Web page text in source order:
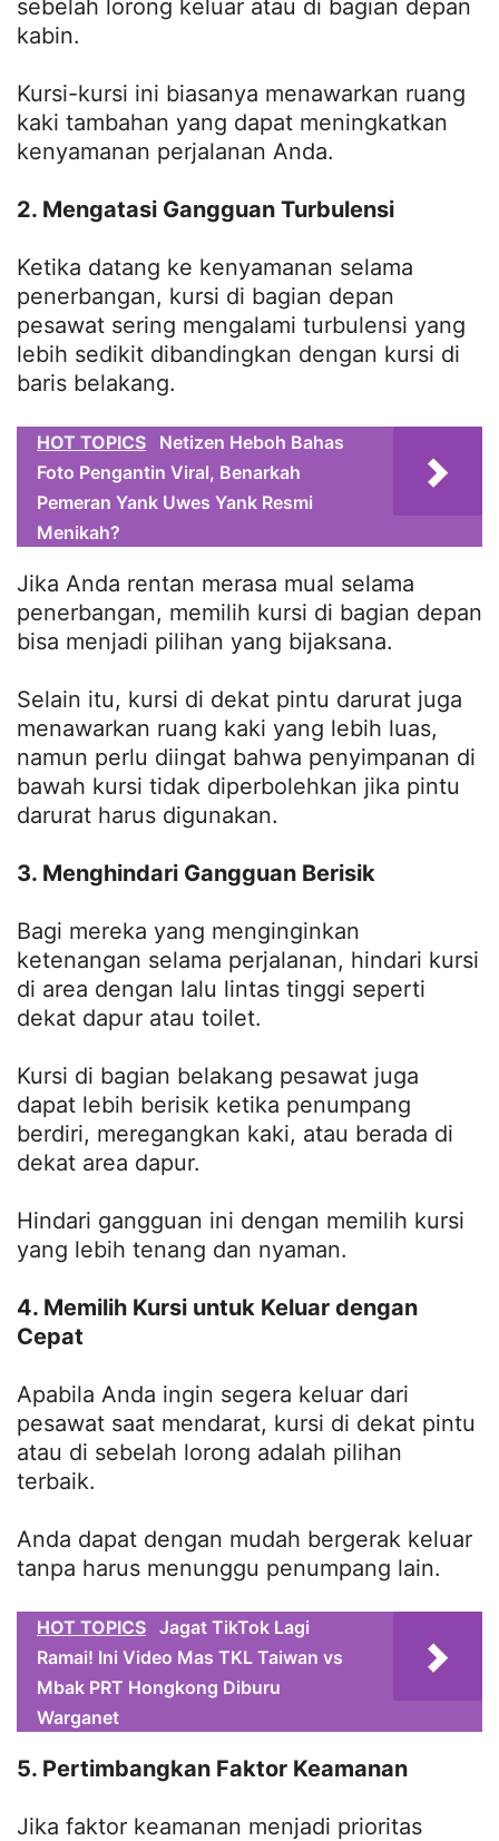
sebelah lorong keluar atau di bagian depan
kabin.
Kursi-kursi ini biasanya menawarkan ruang
kaki tambahan yang dapat meningkatkan
kenyamanan perjalanan Anda.
2. Mengatasi Gangguan Turbulensi
Ketika datang ke kenyamanan selama
penerbangan, kursi di bagian depan
pesawat sering mengalami turbulensi yang
lebih sedikit dibandingkan dengan kursi di
baris belakang.
HOT TOPICS
Netizen Heboh Bahas
Foto Pengantin Viral, Benarkah
Pemeran Yank Uwes Yank Resmi
Menikah?
Jika Anda rentan merasa mual selama
penerbangan, memilih kursi di bagian depan
bisa menjadi pilihan yang bijaksana.
Selain itu, kursi di dekat pintu darurat juga
menawarkan ruang kaki yang lebih luas,
namun perlu diingat bahwa penyimpanan di
bawah kursi tidak diperbolehkan jika pintu
darurat harus digunakan.
3. Menghindari Gangguan Berisik
Bagi mereka yang menginginkan
ketenangan selama perjalanan, hindari kursi
di area dengan lalu lintas tinggi seperti
dekat dapur atau toilet.
Kursi di bagian belakang pesawat juga
dapat lebih berisik ketika penumpang
berdiri, meregangkan kaki, atau berada di
dekat area dapur.
Hindari gangguan ini dengan memilih kursi
yang lebih tenang dan nyaman.
4. Memilih Kursi untuk Keluar dengan
Cepat
Apabila Anda ingin segera keluar dari
pesawat saat mendarat, kursi di dekat pintu
atau di sebelah lorong adalah pilihan
terbaik.
Anda dapat dengan mudah bergerak keluar
tanpa harus menunggu penumpang lain.
HOT TOPICS Jagat TikTok Lagi
Ramai! Ini Video Mas TKL Taiwan vs
Mbak PRT Hongkong Diburu
Warganet
5. Pertimbangkan Faktor Keamanan
Jika faktor keamanan menjadi prioritas